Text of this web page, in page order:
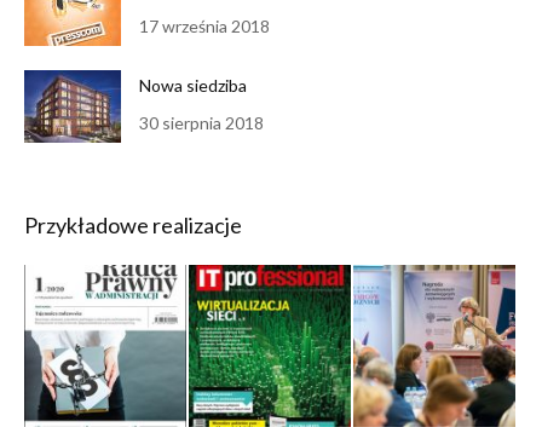
17 września 2018
Nowa siedziba
30 sierpnia 2018
Przykładowe realizacje